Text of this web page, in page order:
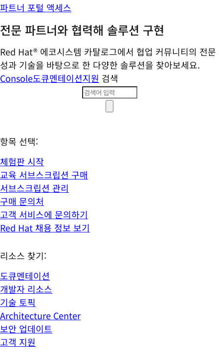
파트너 포털 액세스
전문 파트너와 협력해 솔루션 구현
Red Hat® 에코시스템 카탈로그에서 협업 커뮤니티의 전문
성과 기술을 바탕으로 한 다양한 솔루션을 찾아보세요.
Console도큐멘테이션지원 검색
항목 선택:
체험판 시작
교육 서브스크립션 구매
서브스크립션 관리
구매 문의처
고객 서비스에 문의하기
Red Hat 채용 정보 보기
리소스 찾기:
도큐멘테이션
개발자 리소스
기술 토픽
Architecture Center
보안 업데이트
고객 지원